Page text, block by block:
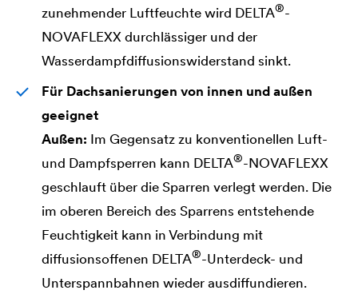
zunehmender Luftfeuchte wird DELTA®-
NOVAFLEXX durchlässiger und der
Wasserdampfdiffusionswiderstand sinkt.
Für Dachsanierungen von innen und außen
geeignet
Außen: Im Gegensatz zu konventionellen Luft-
und Dampfsperren kann DELTA®-NOVAFLEXX
geschlauft über die Sparren verlegt werden. Die
im oberen Bereich des Sparrens entstehende
Feuchtigkeit kann in Verbindung mit
diffusionsoffenen DELTA®-Unterdeck- und
Unterspannbahnen wieder ausdiffundieren.